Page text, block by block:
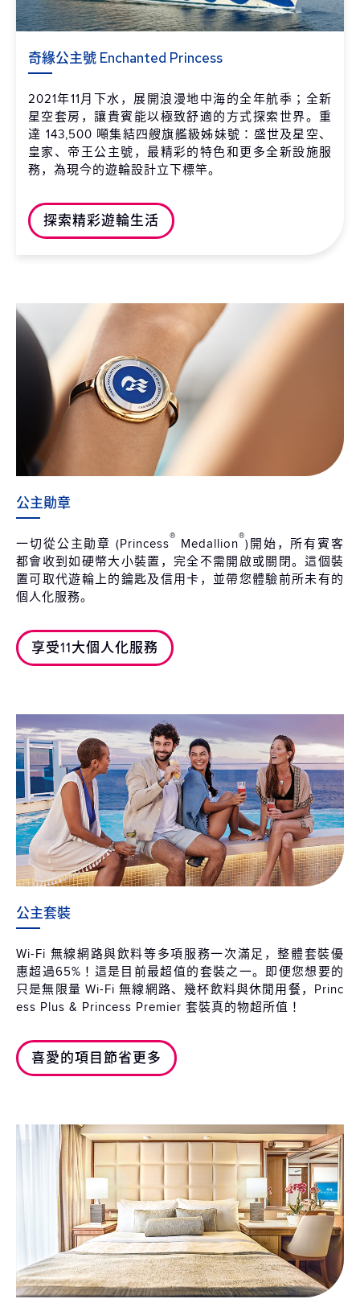
奇緣公主號 Enchanted Princess
2021年11月下水，展開浪漫地中海的全年航季；全新
星空套房，讓貴賓能以極致舒適的方式探索世界。重
達 143,500 噸集結四艘旗艦級姊妹號：盛世及星空、
皇家、帝王公主號，最精彩的特色和更多全新設施服
務，為現今的遊輪設計立下標竿。
探索精彩遊輪生活
公主勛章
一切從公主勛章 (Princess® Medallion®)開始，所有賓客
都會收到如硬幣大小裝置，完全不需開啟或關閉。這個裝
置可取代遊輪上的鑰匙及信用卡，並帶您體驗前所未有的
個人化服務。
享受11大個人化服務
公主套裝
Wi-Fi 無線網路與飲料等多項服務一次滿足，整體套裝優
惠超過65%！這是目前最超值的套裝之一。即便您想要的
只是無限量 Wi-Fi 無線網路、幾杯飲料與休閒用餐，Princ
ess Plus & Princess Premier 套裝真的物超所值！
喜愛的項目節省更多